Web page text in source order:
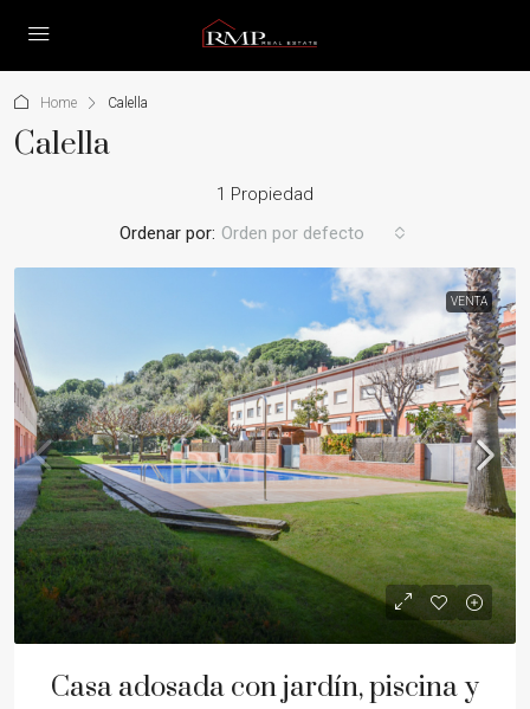
Home Calella
Calella
1 Propiedad
Ordenar por: Orden por defecto
VENTA
Casa adosada con jardín, piscina y